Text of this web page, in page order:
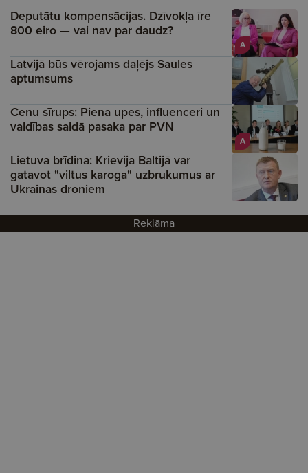
A
Deputātu kompensācijas. Dzīvokļa īre
800 eiro — vai nav par daudz?
Latvijā būs vērojams daļējs Saules
aptumsums
A
Cenu sīrups: Piena upes, influenceri un
valdības saldā pasaka par PVN
Lietuva brīdina: Krievija Baltijā var
gatavot "viltus karoga" uzbrukumus ar
Ukrainas droniem
Reklāma